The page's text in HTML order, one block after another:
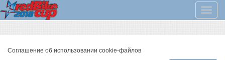
Меню
Соглашение об использовании cookie-файлов